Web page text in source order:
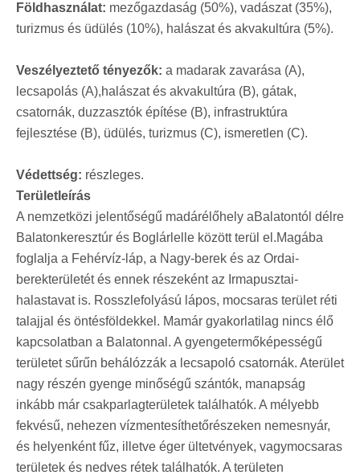
Földhasználat: mezőgazdaság (50%), vadászat (35%),
turizmus és üdülés (10%), halászat és akvakultúra (5%).
Veszélyeztető tényezők: a madarak zavarása (A),
lecsapolás (A),halászat és akvakultúra (B), gátak,
csatornák, duzzasztók építése (B), infrastruktúra
fejlesztése (B), üdülés, turizmus (C), ismeretlen (C).
Védettség: részleges.
Területleírás
A nemzetközi jelentőségű madárélőhely aBalatontól délre
Balatonkeresztúr és Boglárlelle között terül el.Magába
foglalja a Fehérvíz-láp, a Nagy-berek és az Ordai-
berekterületét és ennek részeként az Irmapusztai-
halastavat is. Rosszlefolyású lápos, mocsaras terület réti
talajjal és öntésföldekkel. Mamár gyakorlatilag nincs élő
kapcsolatban a Balatonnal. A gyengetermőképességű
területet sűrűn behálózzák a lecsapoló csatornák. Aterület
nagy részén gyenge minőségű szántók, manapság
inkább már csakparlagterületek találhatók. A mélyebb
fekvésű, nehezen vízmentesíthetőrészeken nemesnyár,
és helyenként fűz, illetve éger ültetvények, vagymocsaras
területek és nedves rétek találhatók. A területen